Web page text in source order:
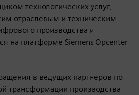
технологических услуг,
отраслевым и техническим
производства и
на платформе Siemens Opcenter
в ведущих партнеров по
трансформации производства